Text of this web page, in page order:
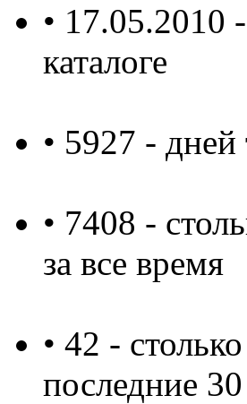
• 17.05.2010
каталоге
• 5927 - дней
• 7408 -
за все время
• 42 -
последние